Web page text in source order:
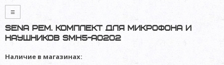
≡
Sena рем. комплект для микрофона и
наушников SMH5-A0202
Наличие в магазинах: